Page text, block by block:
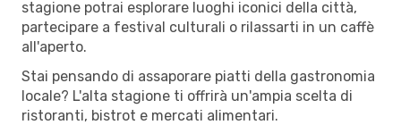
stagione potrai esplorare luoghi iconici della città,
partecipare a festival culturali o rilassarti in un caffè
all'aperto.
Stai pensando di assaporare piatti della gastronomia
locale? L'alta stagione ti offrirà un'ampia scelta di
ristoranti, bistrot e mercati alimentari.